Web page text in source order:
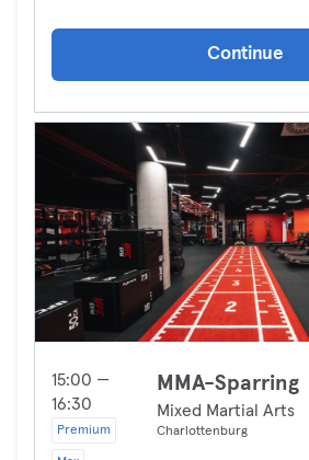
Continue
15:00 —
16:30
Premium
MMA-Sparring
Mixed Martial Arts
Charlottenburg